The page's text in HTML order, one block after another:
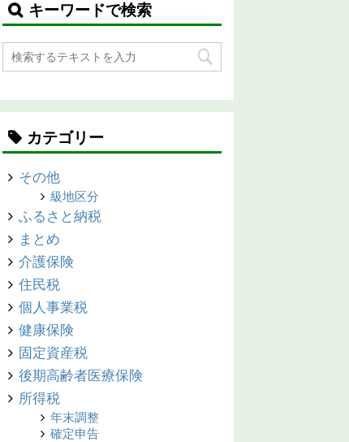
キーワードで検索
カテゴリー
その他
級地区分
ふるさと納税
まとめ
介護保険
住民税
個人事業税
健康保険
固定資産税
後期高齢者医療保険
所得税
年末調整
確定申告